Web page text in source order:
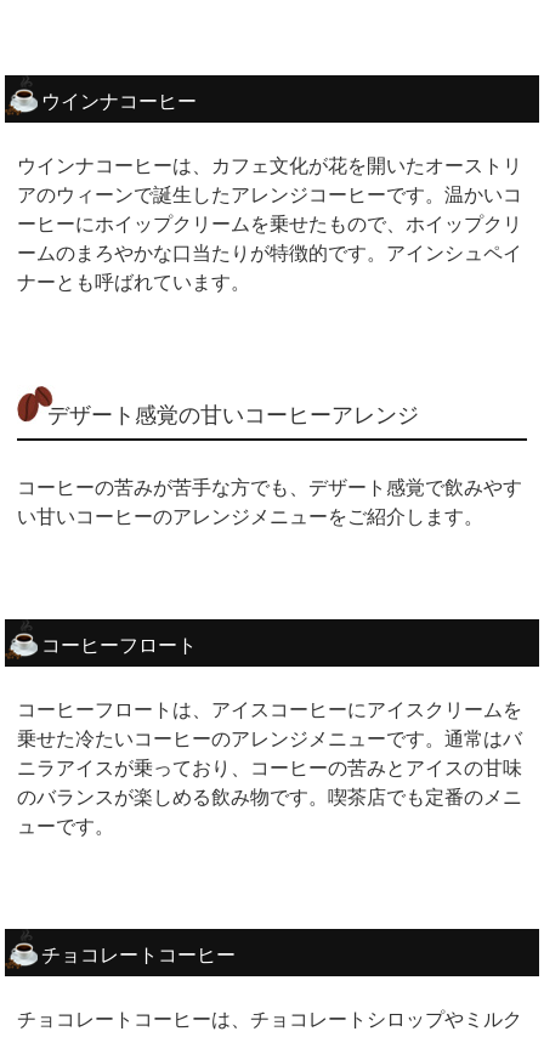
ウインナコーヒー
ウインナコーヒーは、カフェ文化が花を開いたオーストリ
アのウィーンで誕生したアレンジコーヒーです。温かいコ
ーヒーにホイップクリームを乗せたもので、ホイップクリ
ームのまろやかな口当たりが特徴的です。アインシュペイ
ナーとも呼ばれています。
デザート感覚の甘いコーヒーアレンジ
コーヒーの苦みが苦手な方でも、デザート感覚で飲みやす
い甘いコーヒーのアレンジメニューをご紹介します。
コーヒーフロート
コーヒーフロートは、アイスコーヒーにアイスクリームを
乗せた冷たいコーヒーのアレンジメニューです。通常はバ
ニラアイスが乗っており、コーヒーの苦みとアイスの甘味
のバランスが楽しめる飲み物です。喫茶店でも定番のメニ
ューです。
チョコレートコーヒー
チョコレートコーヒーは、チョコレートシロップやミルク